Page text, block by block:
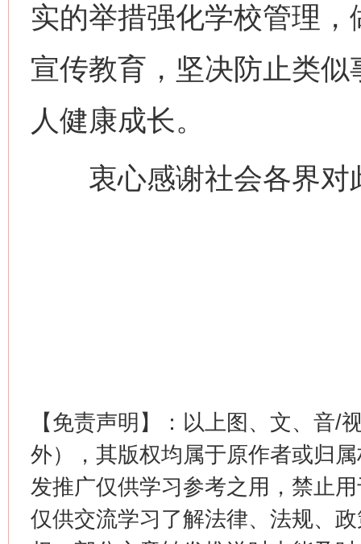
实的举措强化学校管理
宣传教育，坚决防止类
人健康成长。
衷心感谢社会各界对
【免责声明】：以上图、文、音/
外），其版权均属于原作者或归
发推广仅供学习参考之用，禁止
仅供交流学习了解法律、法规、